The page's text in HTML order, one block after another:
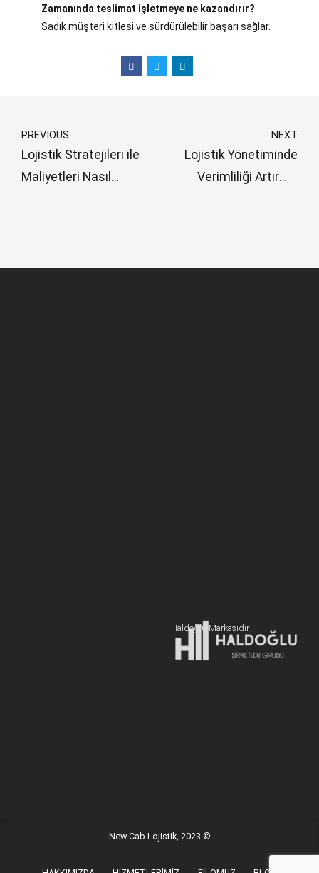
Zamanında teslimat işletmeye ne kazandırır?
Sadık müşteri kitlesi ve sürdürülebilir başarı sağlar.
PREVIOUS
Lojistik Stratejileri ile
Maliyetleri Nasıl
NEXT
Lojistik Yönetiminde
Verimliliği Artırma
19 Mayıs Mah. Sümer Sk. Zitaş Blokları D:2 NO:7 Kadıköy
Haldoğlu Markasıdır
New Cab Lojistik, 2023 ©